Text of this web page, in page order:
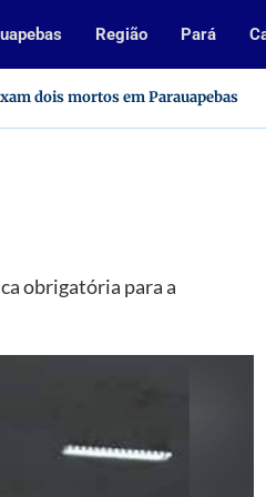
Região Pará
dois mortos em Parauapebas
obrigatória para a